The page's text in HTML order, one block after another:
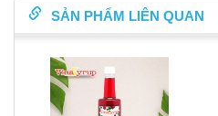
SẢN PHẨM LIÊN QUAN